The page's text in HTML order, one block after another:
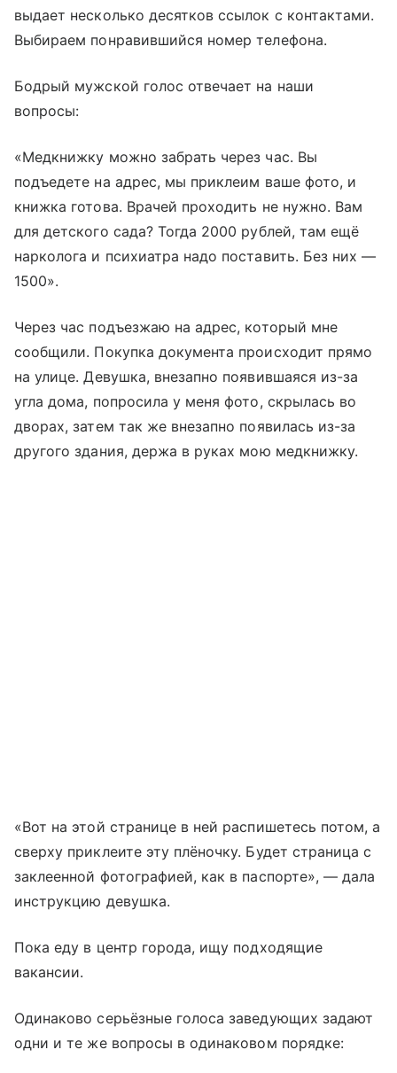
выдает несколько десятков ссылок с контактами.
Выбираем понравившийся номер телефона.
Бодрый мужской голос отвечает на наши
вопросы:
«Медкнижку можно забрать через час. Вы
подъедете на адрес, мы приклеим ваше фото, и
книжка готова. Врачей проходить не нужно. Вам
для детского сада? Тогда 2000 рублей, там ещё
нарколога и психиатра надо поставить. Без них —
1500».
Через час подъезжаю на адрес, который мне
сообщили. Покупка документа происходит прямо
на улице. Девушка, внезапно появившаяся из-за
угла дома, попросила у меня фото, скрылась во
дворах, затем так же внезапно появилась из-за
другого здания, держа в руках мою медкнижку.
«Вот на этой странице в ней распишетесь потом, а
сверху приклеите эту плёночку. Будет страница с
заклеенной фотографией, как в паспорте», — дала
инструкцию девушка.
Пока еду в центр города, ищу подходящие
вакансии.
Одинаково серьёзные голоса заведующих задают
одни и те же вопросы в одинаковом порядке: